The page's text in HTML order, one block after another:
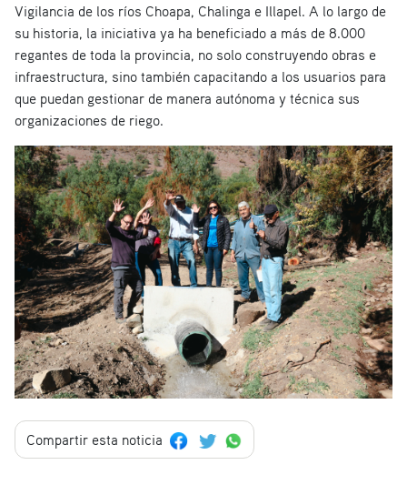
Vigilancia de los ríos Choapa, Chalinga e Illapel. A lo largo de
su historia, la iniciativa ya ha beneficiado a más de 8.000
regantes de toda la provincia, no solo construyendo obras e
infraestructura, sino también capacitando a los usuarios para
que puedan gestionar de manera autónoma y técnica sus
organizaciones de riego.
Compartir esta noticia